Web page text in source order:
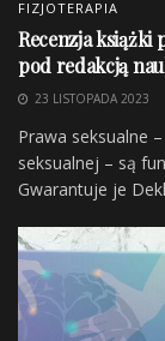
Zobacz również
3
3
FIZJOTERAPIA
Recenzja książki
pod redakcją
23 LISTOPADA 2023
Prawa seksualne
seksualnej – są
Gwarantuje je